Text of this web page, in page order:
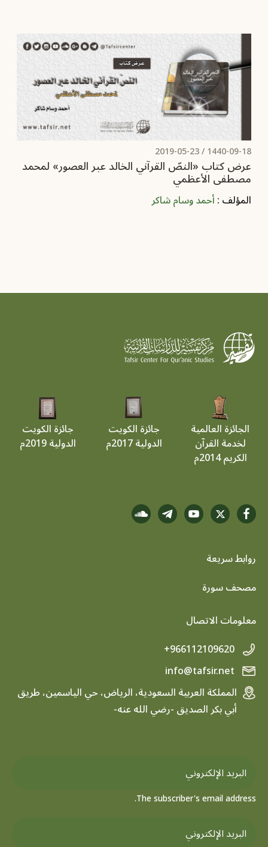
1440-09-18 /
2019-05-23
عرض كتاب «النصّ القرآني الخالد عبر العصور» لمحمد
مصطفى الأعظمي
المؤلف :أحمد وسام شاكر
الجائزة العالمية
لخدمة القرآن
الكريم 2014م
جائزة الكويت
الدولية 2017م
جائزة الكويت
الدولية 2019م
روابط سريعة
footer menu
مصحف سورة
معلومات الاتصال
+966112109620
المملكة العربية السعودية، الرياض، حي الياسمين، طريق
أبي بكر الصديق -رضي الله عنه-
The subscriber's email address.